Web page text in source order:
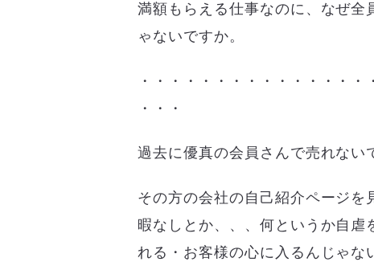
満額もらえる仕事なのに、なぜ全
ゃないですか。
・・・・・・・・・・・・・・
・・・
過去に優真の会員さんで売れない
その方の会社の自己紹介ページを
暇なしとか、、、何というか自虐
れる・お客様の心に入るんじゃな